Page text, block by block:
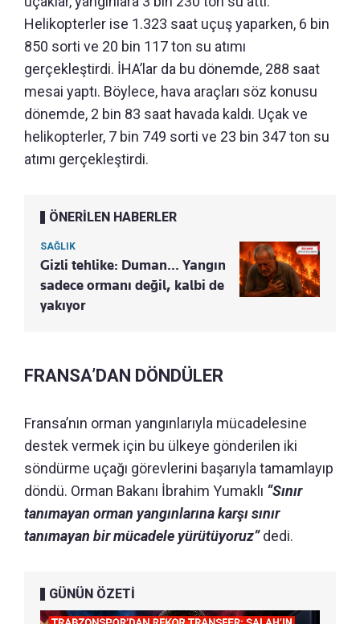
Helikopterler ise 1.323 saat uçuş yaparken, 6 bin
850 sorti ve 20 bin 117 ton su atımı
gerçekleştirdi. İHA’lar da bu dönemde, 288 saat
mesai yaptı. Böylece, hava araçları söz konusu
dönemde, 2 bin 83 saat havada kaldı. Uçak ve
helikopterler, 7 bin 749 sorti ve 23 bin 347 ton su
atımı gerçekleştirdi.
ÖNERİLEN HABERLER
SAĞLIK
Gizli tehlike: Duman... Yangın
sadece ormanı değil, kalbi de
yakıyor
FRANSA’DAN DÖNDÜLER
Fransa’nın orman yangınlarıyla mücadelesine
destek vermek için bu ülkeye gönderilen iki
söndürme uçağı görevlerini başarıyla tamamlayıp
döndü. Orman Bakanı İbrahim Yumaklı “Sınır
tanımayan orman yangınlarına karşı sınır
tanımayan bir mücadele yürütüyoruz”dedi.
GÜNÜN ÖZETİ